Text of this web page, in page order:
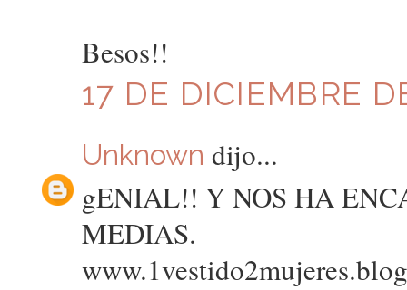
Besos!!
17 DE DICIEMBRE
Unknown dijo...
gENIAL!! Y NOS HA
MEDIAS.